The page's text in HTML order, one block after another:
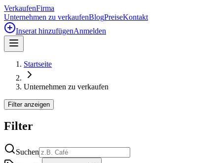
VerkaufenFirma
Unternehmen zu verkaufenBlogPreiseKontakt
Inserat hinzufügenAnmelden
Startseite
Unternehmen zu verkaufen
Filter anzeigen
Filter
Suchen